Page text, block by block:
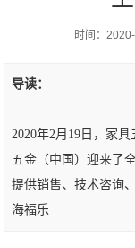
时间：
导读：
2020年2月19日，家
五金（中国）迎来了
提供销售、技术咨询
海福乐